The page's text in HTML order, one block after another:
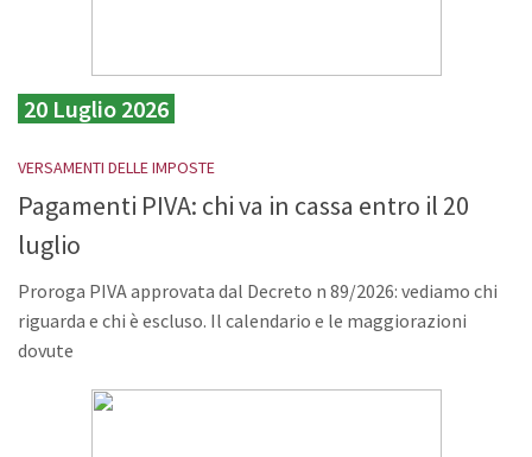
20 Luglio 2026
VERSAMENTI DELLE IMPOSTE
Pagamenti PIVA: chi va in cassa entro il 20
luglio
Proroga PIVA approvata dal Decreto n 89/2026: vediamo chi
riguarda e chi è escluso. Il calendario e le maggiorazioni
dovute